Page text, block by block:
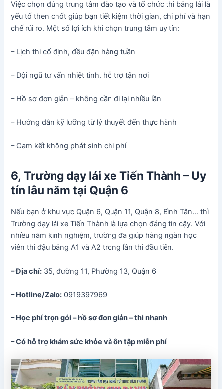
Việc chọn đúng trung tâm đào tạo và tổ chức thi bằng lái là
yếu tố then chốt giúp bạn tiết kiệm thời gian, chi phí và hạn
chế rủi ro. Một số lợi ích khi chọn trung tâm uy tín:
– Lịch thi cố định, đều đặn hàng tuần
– Đội ngũ tư vấn nhiệt tình, hỗ trợ tận nơi
– Hồ sơ đơn giản – không cần đi lại nhiều lần
– Hướng dẫn kỹ lưỡng từ lý thuyết đến thực hành
– Cam kết không phát sinh chi phí
6, Trường dạy lái xe Tiến Thành – Uy
tín lâu năm tại Quận 6
Nếu bạn ở khu vực Quận 6, Quận 11, Quận 8, Bình Tân… thì
Trường dạy lái xe Tiến Thành là lựa chọn đáng tin cậy. Với
nhiều năm kinh nghiệm, trường đã giúp hàng ngàn học
viên thi đậu bằng A1 và A2 trong lần thi đầu tiên.
– Địa chỉ: 35, đường 11, Phường 13, Quận 6
– Hotline/Zalo: 0919397969
– Học phí trọn gói – hồ sơ đơn giản – thi nhanh
– Có hỗ trợ khám sức khỏe và ôn tập miễn phí